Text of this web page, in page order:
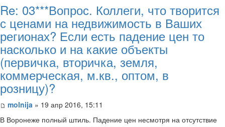
Re: 03***Вопрос. Коллеги, что творится
с ценами на недвижимость в Ваших
регионах? Если есть падение цен то
насколько и на какие объекты
(первичка, вторичка, земля,
коммерческая, м.кв., оптом, в
розницу)?
molnija » 19 апр 2016, 15:11
В Воронеже полный штиль. Падение цен несмотря на отсутствие